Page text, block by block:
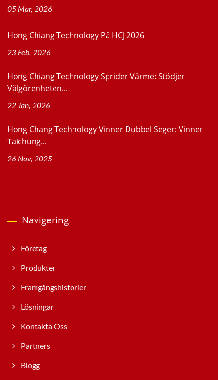
05 Mar, 2026
Hong Chiang Technology På HCJ 2026
23 Feb, 2026
Hong Chiang Technology Sprider Värme: Stödjer
Välgörenheten...
22 Jan, 2026
Hong Chang Technology Vinner Dubbel Seger: Vinner
Taichung...
26 Nov, 2025
Navigering
Företag
Produkter
Framgångshistorier
Lösningar
Kontakta Oss
Partners
Blogg